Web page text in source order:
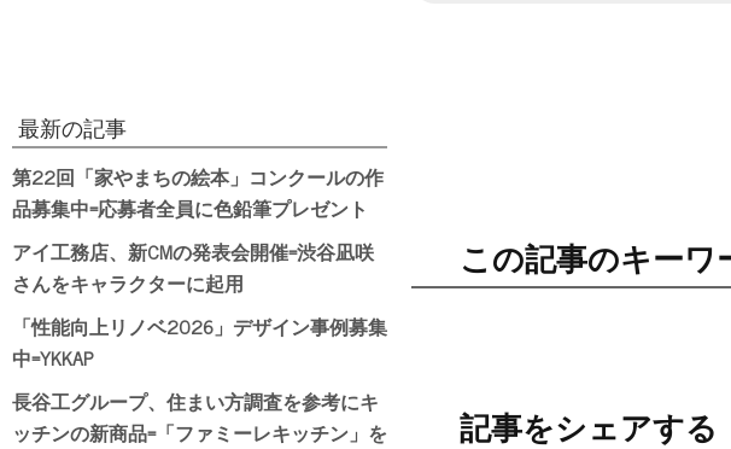
この記事のキーワ
記事をシェアする
最新の記事
第22回「家やまちの絵本」コンクールの作
品募集中=応募者全員に色鉛筆プレゼント
アイ工務店、新CMの発表会開催=渋谷凪咲
さんをキャラクターに起用
「性能向上リノベ2026」デザイン事例募集
中=YKKAP
長谷工グループ、住まい方調査を参考にキ
ッチンの新商品=「ファミーレキッチン」を